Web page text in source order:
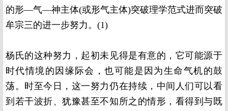
的形—气—神主体(或形气主体)突破理学范式进而突破
牟宗三的进一步努力。 (1)
杨氏的这种努力，起初未见得是有意的，它可能源于
时代情境的因缘际会，也可能是因为生命气机的鼓
荡。时至今日，这一努力仍在持续，中间人们可以看
到若干波折、犹豫甚至不知所之的情形，看得到与既